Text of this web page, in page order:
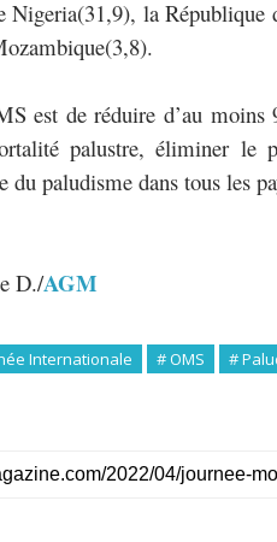
Nigeria(31,9), la
est de réduire d’au
palustre, éliminer le
du paludisme dans tous les
D./AGM
Internationale # OMS #